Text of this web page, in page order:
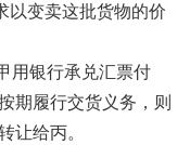
以变卖这批货物的价
用银行承兑汇票付
期履行交货义务，则
让给丙。